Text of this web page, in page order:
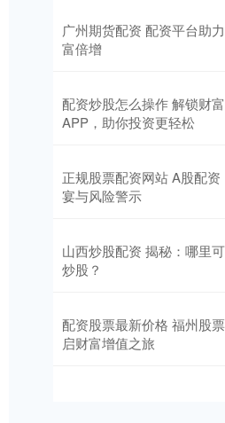
广州期货配资 配资平台助
富倍增
配资炒股怎么操作 解锁财
APP，助你投资更轻松
正规股票配资网站 A股配
宴与风险警示
山西炒股配资 揭秘：哪里
炒股？
配资股票最新价格 福州股
启财富增值之旅